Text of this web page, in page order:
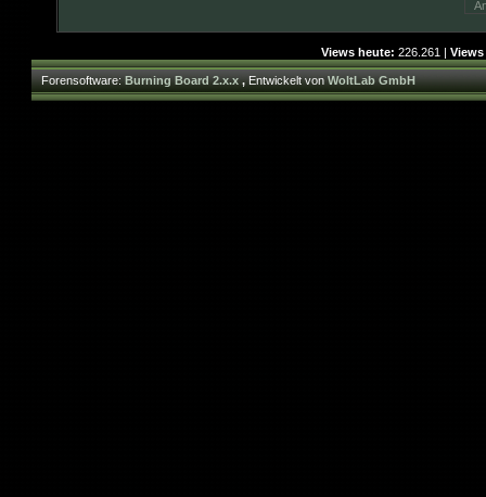
Views heute: 226.261 |
Forensoftware:Burning Board 2.x.x,Entwickelt vonWoltLab GmbH